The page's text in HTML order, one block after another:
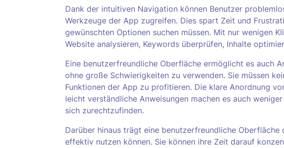
Dank der intuitiven Navigation können Benutzer
Werkzeuge der App zugreifen. Dies spart Zeit und
gewünschten Optionen suchen müssen. Mit nur wenigen
Website analysieren, Keywords überprüfen, Inhalte
Eine benutzerfreundliche Oberfläche ermöglicht es auch
ohne große Schwierigkeiten zu verwenden. Sie müssen
Funktionen der App zu profitieren. Die klare Anordnung
leicht verständliche Anweisungen machen es auch
sich zurechtzufinden.
Darüber hinaus trägt eine benutzerfreundliche Oberfläche
effektiv nutzen können. Sie können ihre Zeit darauf